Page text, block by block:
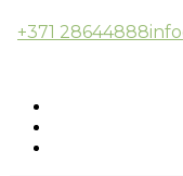
+371 28644888